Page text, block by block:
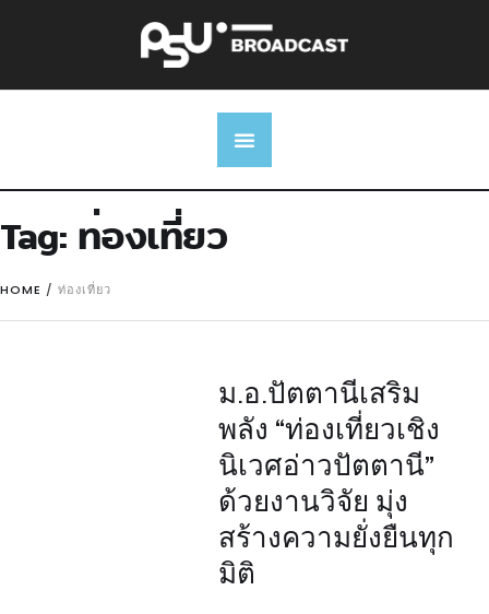
Tag: ท่องเที่ยว
HOME / ท่องเที่ยว
ม.อ.ปัตตานีเสริม
พลัง “ท่องเที่ยวเชิง
นิเวศอ่าวปัตตานี”
ด้วยงานวิจัย มุ่ง
สร้างความยั่งยืนทุก
มิติ